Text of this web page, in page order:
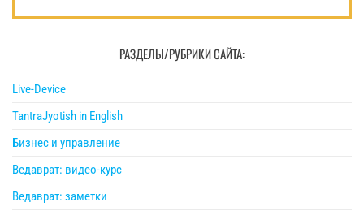
РАЗДЕЛЫ/РУБРИКИ САЙТА:
Live-Device
TantraJyotish in English
Бизнес и управление
Ведаврат: видео-курс
Ведаврат: заметки